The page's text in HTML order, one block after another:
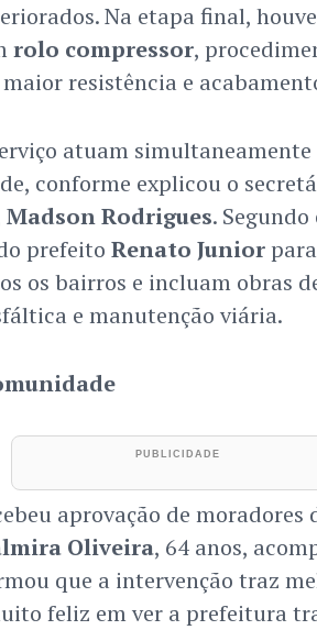
Na etapa final,
rolo compressor,
resistência e
atuam
conforme explicou o
Madson Rodrigues. Segundo
prefeito Renato Juniorpara
os bairros e incluam obras
e manutenção viária.
aprovação de moradores
Oliveira, 64 anos,
que a intervenção traz
feliz em ver a prefeitura